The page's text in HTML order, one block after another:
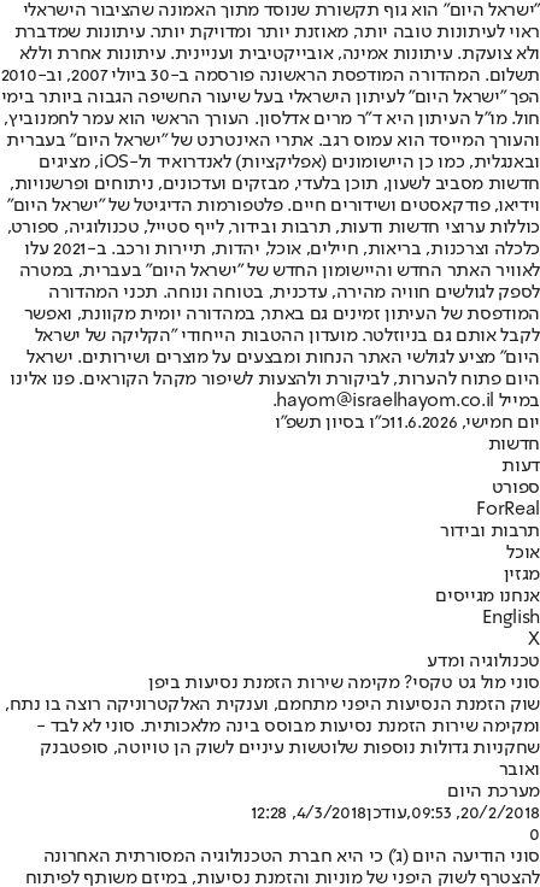
"ישראל היום" הוא גוף תקשורת שנוסד מתוך האמונה שהציבור הישראלי
ראוי לעיתונות טובה יותר, מאוזנת יותר ומדויקת יותר. עיתונות שמדברת
ולא צועקת. עיתונות אמינה, אובייקטיבית ועניינית. עיתונות אחרת וללא
תשלום. המהדורה המודפסת הראשונה פורסמה ב-30 ביולי 2007, וב-2010
הפך "ישראל היום" לעיתון הישראלי בעל שיעור החשיפה הגבוה ביותר בימי
חול. מו"ל העיתון היא ד"ר מרים אדלסון. העורך הראשי הוא עמר לחמנוביץ,
והעורך המייסד הוא עמוס רגב. אתרי האינטרנט של "ישראל היום" בעברית
ובאנגלית, כמו כן היישומונים (אפליקציות) לאנדרואיד ול-iOS, מציגים
חדשות מסביב לשעון, תוכן בלעדי, מבזקים ועדכונים, ניתוחים ופרשנויות,
וידיאו, פודקאסטים ושידורים חיים. פלטפורמות הדיגיטל של "ישראל היום"
כוללות ערוצי חדשות ודעות, תרבות ובידור, לייף סטייל, טכנולוגיה, ספורט,
כלכלה וצרכנות, בריאות, חיילים, אוכל, יהדות, תיירות ורכב. ב-2021 עלו
לאוויר האתר החדש והיישומון החדש של "ישראל היום" בעברית, במטרה
לספק לגולשים חוויה מהירה, עדכנית, בטוחה ונוחה. תכני המהדורה
המודפסת של העיתון זמינים גם באתר, במהדורה יומית מקוונת, ואפשר
לקבל אותם גם בניוזלטר. מועדון ההטבות הייחודי "הקליקה של ישראל
היום" מציע לגולשי האתר הנחות ומבצעים על מוצרים ושירותים. ישראל
היום פתוח להערות, לביקורת ולהצעות לשיפור מקהל הקוראים. פנו אלינו
במייל hayom@israelhayom.co.il.
יום חמישי, 11.6.2026
כ"ו בסיון תשפ"ו
חדשות
דעות
ספורט
ForReal
תרבות ובידור
אוכל
מגזין
אנחנו מגייסים
English
X
טכנולוגיה ומדע
סוני מול גט טקסי? מקימה שירות הזמנת נסיעות ביפן
שוק הזמנת הנסיעות היפני מתחמם, וענקית האלקטרוניקה רוצה בו נתח,
ומקימה שירות הזמנת נסיעות מבוסס בינה מלאכותית. סוני לא לבד -
שחקניות גדולות נוספות שלוטשות עיניים לשוק הן טויוטה, סופטבנק
ואובר
מערכת היום
20/2/2018, 09:53
,עודכן4/3/2018, 12:28
0
סוני הודיעה היום (ג') כי היא חברת הטכנולוגיה המסורתית האחרונה
להצטרף לשוק היפני של מוניות והזמנת נסיעות, במיזם משותף לפיתוח